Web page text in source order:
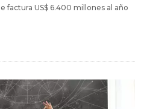
factura US$ 6.400 millones al año